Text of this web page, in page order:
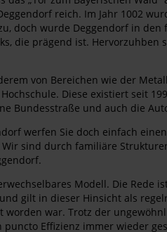
reich. Im Jahr 1002
doch wurde Deggendorf in
die prägend ist.
von Bereichen wie der
Diese existiert seit
Bundesstraße und auch die
werfen Sie doch einfach
sind durch familiäre
Modell. Die Rede
gilt in dieser Hinsicht als
worden war. Trotz der
Effizienz immer wieder